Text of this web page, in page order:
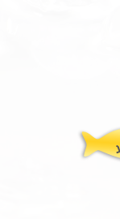
מרכז המטפלים
מרכז המידע